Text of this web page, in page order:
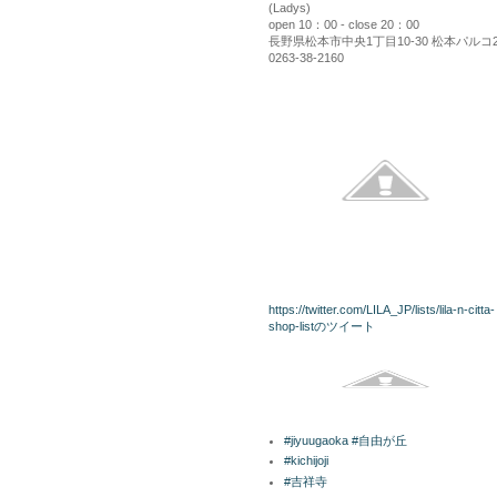
(Ladys)
open 10：00 - close 20：00
長野県松本市中央1丁目10-30 松本パルコ
0263-38-2160
https://twitter.com/LILA_JP/lists/lila-n-citta-
shop-listのツイート
Facebook
#jiyuugaoka #自由が丘
#kichijoji
#吉祥寺